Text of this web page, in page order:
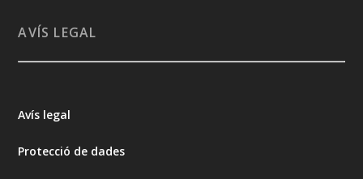
AVÍS LEGAL
Avís legal
Protecció de dades